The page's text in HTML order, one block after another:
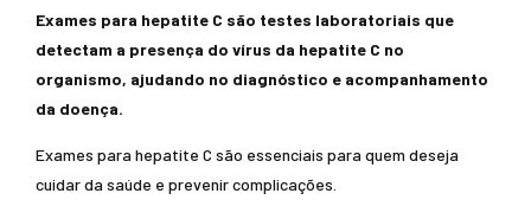
Exames para hepatite C são testes laboratoriais que
detectam a presença do vírus da hepatite C no
organismo, ajudando no diagnóstico e acompanhamento
da doença.
Exames para hepatite C são essenciais para quem deseja
cuidar da saúde e prevenir complicações.